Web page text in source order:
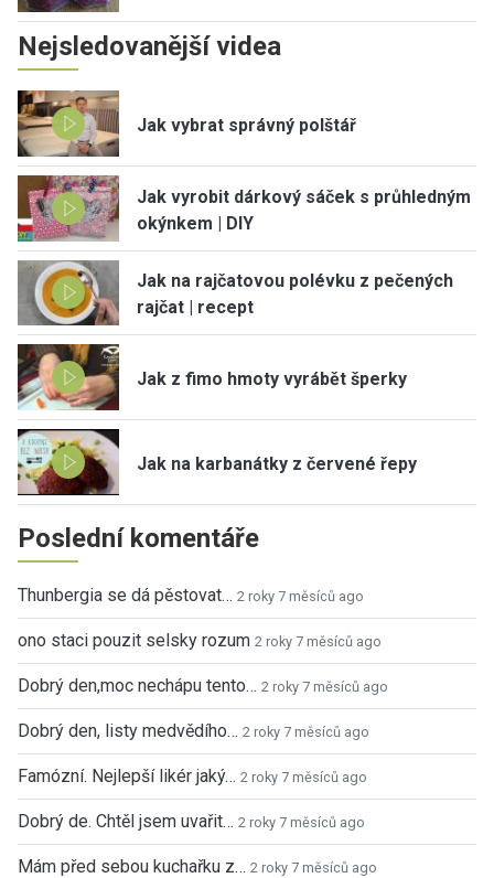
Nejsledovanější videa
Jak vybrat správný polštář
Jak vyrobit dárkový sáček s průhledným
okýnkem | DIY
Jak na rajčatovou polévku z pečených
rajčat | recept
Jak z fimo hmoty vyrábět šperky
Jak na karbanátky z červené řepy
Poslední komentáře
Thunbergia se dá pěstovat… 2 roky 7 měsíců ago
ono staci pouzit selsky rozum 2 roky 7 měsíců ago
Dobrý den,moc nechápu tento… 2 roky 7 měsíců ago
Dobrý den, listy medvědího… 2 roky 7 měsíců ago
Famózní. Nejlepší likér jaký… 2 roky 7 měsíců ago
Dobrý de. Chtěl jsem uvařit… 2 roky 7 měsíců ago
Mám před sebou kuchařku z… 2 roky 7 měsíců ago